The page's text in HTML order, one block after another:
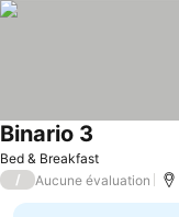
Bed & Breakfast
Binario 3
/ Aucune évaluation